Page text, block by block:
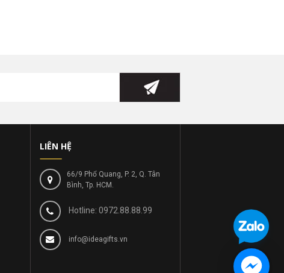
LIÊN HỆ
66/9 Phổ Quang, P. 2, Q. Tân
Bình, Tp. HCM.
Hotline: 0972.88.88.99
info@ideagifts.vn